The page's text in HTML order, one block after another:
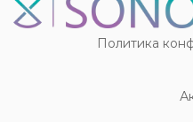
Политика